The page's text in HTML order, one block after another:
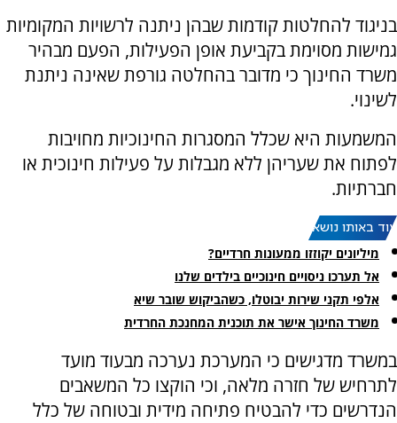
בניגוד להחלטות קודמות שבהן ניתנה לרשויות המקומיות
גמישות מסוימת בקביעת אופן הפעילות, הפעם מבהיר
משרד החינוך כי מדובר בהחלטה גורפת שאינה ניתנת
לשינוי.
המשמעות היא שכלל המסגרות החינוכיות מחויבות
לפתוח את שעריהן ללא מגבלות על פעילות חינוכית או
חברתיות.
עוד באותו נושא:
מיליונים יקוזזו ממעונות חרדיים?
אל תערכו ניסויים חינוכיים בילדים שלנו
אלפי תקני שירות יבוטלו, כשהביקוש שובר שיא
משרד החינוך אישר את תוכנית המחנכת החרדית
במשרד מדגישים כי המערכת נערכה מבעוד מועד
לתרחיש של חזרה מלאה, וכי הוקצו כל המשאבים
הנדרשים כדי להבטיח פתיחה מידית ובטוחה של כלל